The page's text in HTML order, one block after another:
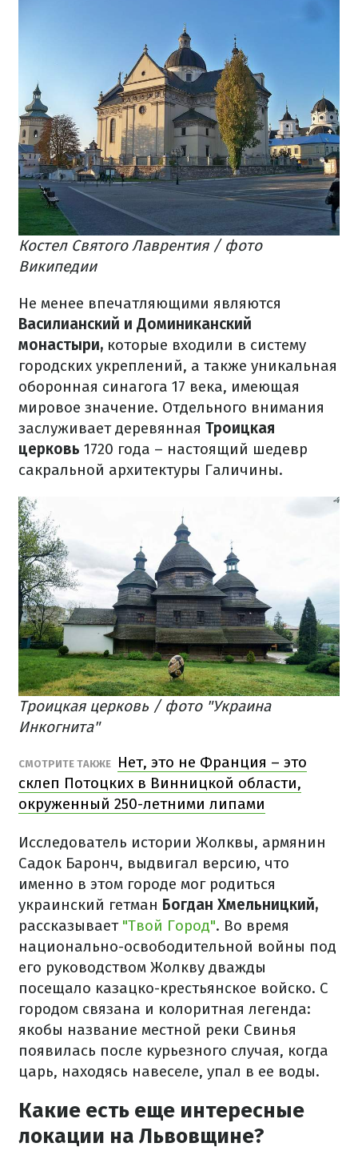
Костел Святого Лаврентия / фото
Википедии
Не менее впечатляющими являются
Василианский и Доминиканский
монастыри, которые входили в систему
городских укреплений, а также уникальная
оборонная синагога 17 века, имеющая
мировое значение. Отдельного внимания
заслуживает деревянная Троицкая
церковь 1720 года – настоящий шедевр
сакральной архитектуры Галичины.
Троицкая церковь / фото "Украина
Инкогнита"
СМОТРИТЕ ТАКЖЕ
Нет, это не Франция – это
склеп Потоцких в Винницкой области,
окруженный 250-летними липами
Исследователь истории Жолквы, армянин
Садок Баронч, выдвигал версию, что
именно в этом городе мог родиться
украинский гетман Богдан Хмельницкий,
рассказывает "Твой Город". Во время
национально-освободительной войны под
его руководством Жолкву дважды
посещало казацко-крестьянское войско. С
городом связана и колоритная легенда:
якобы название местной реки Свинья
появилась после курьезного случая, когда
царь, находясь навеселе, упал в ее воды.
Какие есть еще интересные
локации на Львовщине?